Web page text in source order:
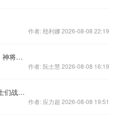
作者: 嵇利娜 2026-08-08 22:19
《天天足球》安卓版万众瞩目，神将登场！
作者: 阮士慧 2026-08-08 16:19
《冰火王座》战火将燃 期待勇士们战个痛快
作者: 应力超 2026-08-08 19:51